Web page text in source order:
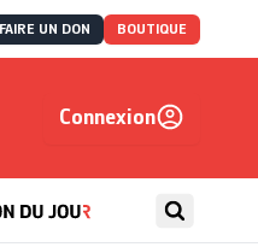
FAIRE UN DON BOUTIQUE
Connexion